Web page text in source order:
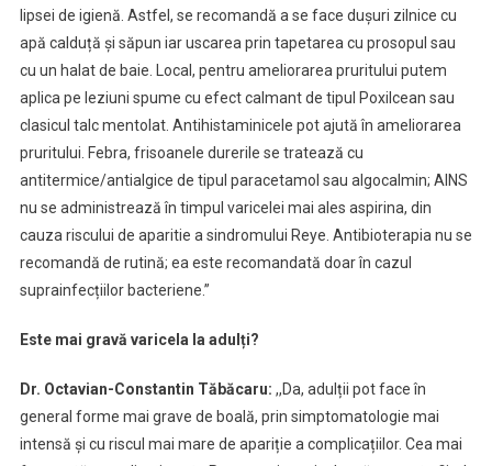
lipsei de igienă. Astfel, se recomandă a se face dușuri zilnice cu
apă calduță și săpun iar uscarea prin tapetarea cu prosopul sau
cu un halat de baie. Local, pentru ameliorarea pruritului putem
aplica pe leziuni spume cu efect calmant de tipul Poxilcean sau
clasicul talc mentolat. Antihistaminicele pot ajută în ameliorarea
pruritului. Febra, frisoanele durerile se tratează cu
antitermice/antialgice de tipul paracetamol sau algocalmin; AINS
nu se administrează în timpul varicelei mai ales aspirina, din
cauza riscului de aparitie a sindromului Reye. Antibioterapia nu se
recomandă de rutină; ea este recomandată doar în cazul
suprainfecțiilor bacteriene.”
Este mai gravă varicela la adulți?
Dr. Octavian-Constantin Tăbăcaru: ,,Da, adulții pot face în
general forme mai grave de boală, prin simptomatologie mai
intensă și cu riscul mai mare de apariție a complicațiilor. Cea mai